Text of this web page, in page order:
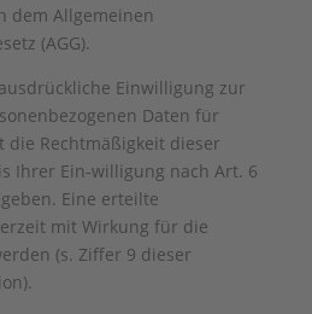
dem Allgemeinen
(AGG).
Einwilligung zur
Daten für
die Rechtmäßigkeit dieser
Ihrer Ein-willigung nach Art. 6
Eine erteilte
mit Wirkung für die
(s. Ziffer 9 dieser